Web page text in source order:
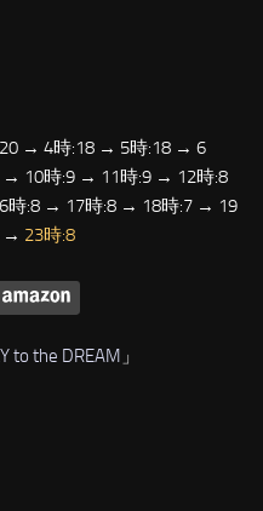
→ 4時:18 → 5時:18 → 6
10時:9 → 11時:9 → 12時:8
:8 → 17時:8 → 18時:7 → 19
→ 23時:8
to the DREAM 」